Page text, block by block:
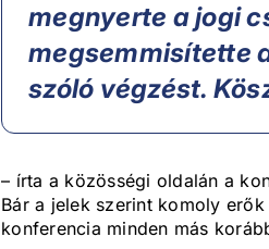
megnyerte a jogi
megsemmisítette
szóló végzést.
– írta a közösségi oldalán a
Bár a jelek szerint komoly
konferencia minden más